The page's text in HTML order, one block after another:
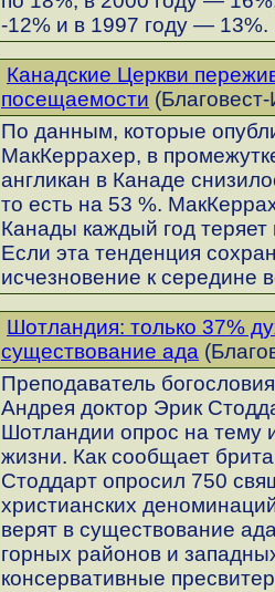
-12% и в 1997 году — 13%.
Канадские Церкви
посещаемости
По данным, которые
МакКеррахер, в
англикан в Канаде
то есть на 53 %.
Канады каждый год
Если эта тенденция
исчезновение к середине
Шотландия: только 37%
существование ада
Преподаватель
Андрея доктор Эрик
Шотландии опрос на тему
жизни. Как сообщает
Стоддарт опросил 750
христианских
верят в существование
горных районов и
консервативные